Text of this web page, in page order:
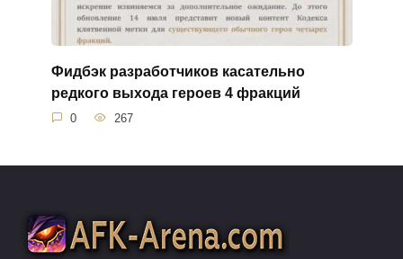
Фидбэк разработчиков касательно
редкого выхода героев 4 фракций
0 267